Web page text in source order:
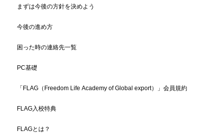
まずは今後の方針を決めよう
今後の進め方
困った時の連絡先一覧
PC基礎
「FLAG（Freedom Life Academy of Global export）」会員規約
FLAG入校特典
FLAGとは？